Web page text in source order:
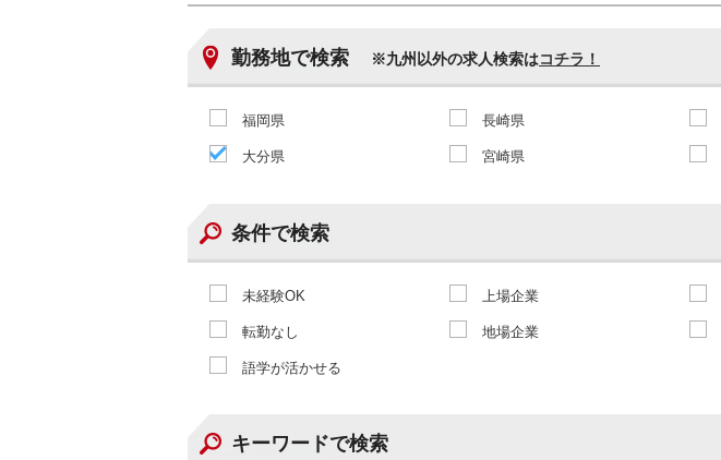
勤務地で検索 ※九州以外の求人検索はコチラ！
福岡県 長崎県
大分県 宮崎県
条件で検索
未経験OK 上場企業
転勤なし 地場企業
語学が活かせる
キーワードで検索